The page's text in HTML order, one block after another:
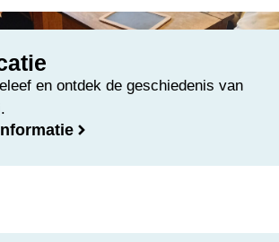
en ontdek de geschiedenis van